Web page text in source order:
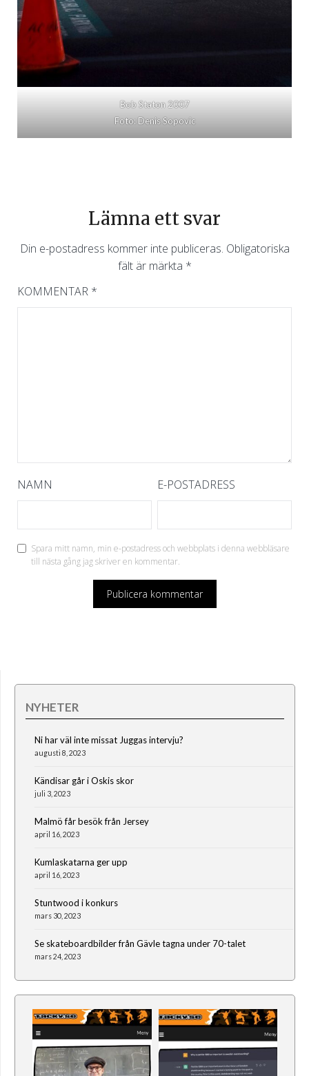
Bob Staton 2007
Foto: Denis Sopovic
Lämna ett svar
Din e-postadress kommer inte publiceras. Obligatoriska
fält är märkta *
KOMMENTAR *
NAMN E-POSTADRESS
Spara mitt namn, min e-postadress och webbplats i denna webbläsare
till nästa gång jag skriver en kommentar.
NYHETER
Ni har väl inte missat Juggas intervju?
augusti 8, 2023
Kändisar går i Oskis skor
juli 3, 2023
Malmö får besök från Jersey
april 16, 2023
Kumlaskatarna ger upp
april 16, 2023
Stuntwood i konkurs
mars 30, 2023
Se skateboardbilder från Gävle tagna under 70-talet
mars 24, 2023